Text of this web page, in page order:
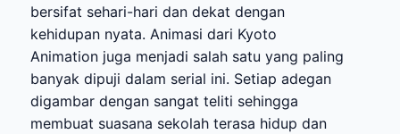
bersifat sehari-hari dan dekat dengan
kehidupan nyata. Animasi dari Kyoto
Animation juga menjadi salah satu yang paling
banyak dipuji dalam serial ini. Setiap adegan
digambar dengan sangat teliti sehingga
membuat suasana sekolah terasa hidup dan